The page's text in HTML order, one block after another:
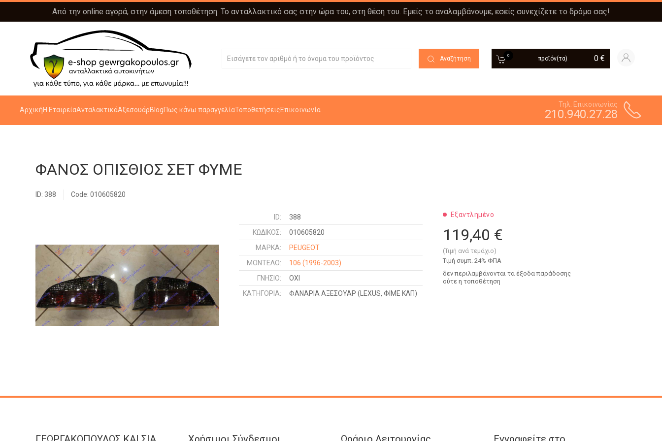
Από την online αγορά, στην άμεση τοποθέτηση. Το ανταλλακτικό σας στην ώρα του, στη θέση του. Εμείς το αναλαμβάνουμε, εσείς συνεχίζετε το δρόμο σας!
Αναζήτηση 0 προϊόν(τα) 0 €
ΑρχικήΗ ΕταιρείαΑνταλακτικάΑξεσουάρBlogΠως κάνω παραγγελίαΤοποθετήσειςΕπικοινωνία
Τηλ. Επικοινωνίας
210.940.27.28
ΦΑΝΟΣ ΟΠΙΣΘΙΟΣ ΣΕΤ ΦΥΜΕ
ID: 388 Code: 010605820
ID:
388
ΚΩΔΙΚΌΣ:
010605820
ΜΑΡΚΑ:
PEUGEOT
ΜΟΝΤΕΛΟ:
106 (1996-2003)
ΓΝΉΣΙΟ:
ΟΧΙ
ΚΑΤΗΓΟΡΊΑ:
ΦΑΝΑΡΙΑ ΑΞΕΣΟΥΑΡ (LEXUS, ΦΙΜΕ ΚΛΠ)
Εξαντλημένο
119,40 €
(Τιμή ανά τεμάχιο)
Tιμή συμπ. 24% ΦΠΑ
δεν περιλαμβάνονται τα έξοδα παράδοσης
ούτε η τοποθέτηση